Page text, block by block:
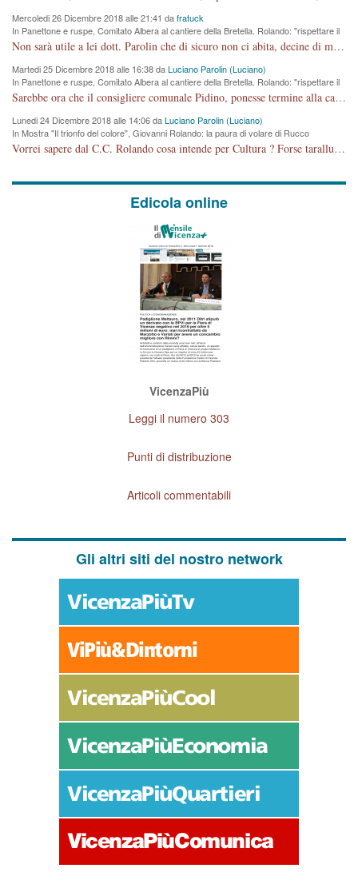
Mercoledi 26 Dicembre 2018 alle 21:41 dafratuck
In Panettone e ruspe, Comitato Albera al cantiere della Bretella. Rolando: "rispettare il
cronoprogramma"
Non sarà utile a lei dott. Parolin che di sicuro non ci abita, decine di migliaia di TIR, automobili e padroncini che passano quotidianamente per una strada appena rotabile, non è più possibile stendere i panni, attraversare la strada senza rischiare la morte, le case stanno crepando, i tempi sono cambiati e la bretella non passerà assolutamente per maddalene (ma cosa sta a dire?!), dia invece responsabilità a chi ha costruito tagliando la strada che doveva invece terminare a isola vicentina e non al moracchino lasciando Motta di Costabissara ancora in panne di traffico. I tempi sono cambiati dottore e se l'anagrafe della vita stagna nell'essere umano impressioni conservatrici, la società non le considera perchè va avanti, si industrializza e ha bisogno di infrastrutture e di sviluppo. Ultima considerazione, se è geloso di Rolando perchè vede in lui solo campagne politiche mentre si difendono i SOLI diritti dei cittadini, la preghiamo faccia considerazioni più appropriate. Saluti e complimenti per i suoi scritti.
Martedi 25 Dicembre 2018 alle 16:38 daLuciano Parolin (Luciano)
In Panettone e ruspe, Comitato Albera al cantiere della Bretella. Rolando: "rispettare il
cronoprogramma"
Sarebbe ora che il consigliere comunale Pidino, ponesse termine alla campagna elettorale nel territorio del suo seggio Villaggio del Sole. La tiraca è iniziata, distruggerà 6 km di prateria ovest della città, ricca di fonti e sorgenti d'acqua. I cittadini di Maddalene non avranno più Pace la notte. Molta colpa per la costruzione di questa Strada è proprio del signor Rolando,dei suoi gazebo mobili e che vuol far passare questa opera VANDALICA come progetto "utile" a chi ? Non è cosa seria sig. Rolando!
Lunedi 24 Dicembre 2018 alle 14:06 daLuciano Parolin (Luciano)
In Mostra "Il trionfo del colore", Giovanni Rolando: la paura di volare di Rucco
Vorrei sapere dal C.C. Rolando cosa intende per Cultura ? Forse tarallucci, vino e sagre, o spaghetti tricolori del PD ? Il continuo (s)parlare della mostra a Palazzo Chiericati caro consigliere DANNEGGIA FORTEMENTE l'immagine della città TUTTA e fa deviare i consensi che in RUSSIA (badi bene ex U.R.S.S.) sono ECCELLENTI. A livello artistico l'evento è di alta Valenza culturale, COMPITO di Tutta la Cittadinanza fare il possibile per propagandare l'iniziativa senza farne UN CASO PARTITICO come fa Lei da sempre. Meno Gazebo + Partecipazione! E così sia. Amen.
Edicola online
VicenzaPiù
Leggi il numero 303
Punti di distribuzione
Articoli commentabili
Gli altri siti del nostro network